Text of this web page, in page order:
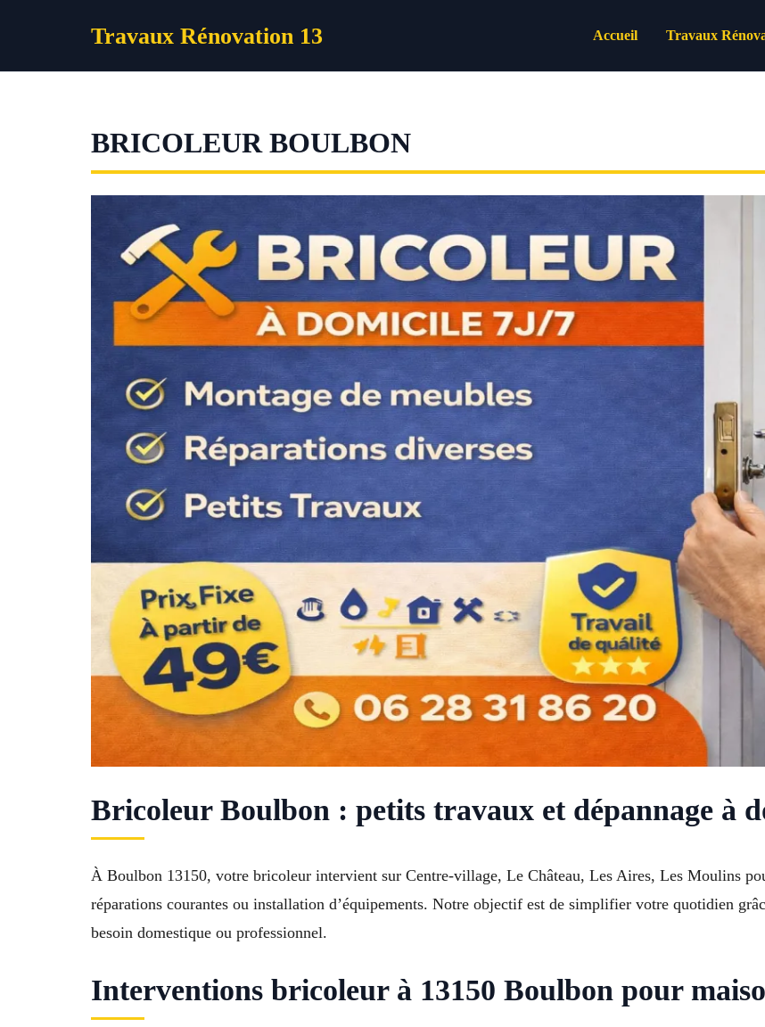
Travaux Rénovation 13 Accueil Travaux
BRICOLEUR BOULBON
Bricoleur Boulbon : petits travaux et dépannage à
À Boulbon 13150, votre bricoleur intervient sur Centre-village, Le Château, Les Aires, Les Moulins
réparations courantes ou installation d’équipements. Notre objectif est de simplifier votre quotidien
besoin domestique ou professionnel.
Interventions bricoleur à 13150 Boulbon pour